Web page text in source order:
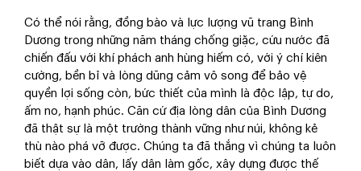
Có thể nói rằng, đồng bào và lực lượng vũ trang Bình
Dương trong những năm tháng chống giặc, cứu nước đã
chiến đấu với khí phách anh hùng hiếm có, với ý chí kiên
cường, bền bỉ và lòng dũng cảm vô song để bảo vệ
quyền lợi sống còn, bức thiết của mình là độc lập, tự do,
ấm no, hạnh phúc. Căn cứ địa lòng dân của Bình Dương
đã thật sự là một trường thành vững như núi, không kẻ
thù nào phá vỡ được. Chúng ta đã thắng vì chúng ta luôn
biết dựa vào dân, lấy dân làm gốc, xây dựng được thế